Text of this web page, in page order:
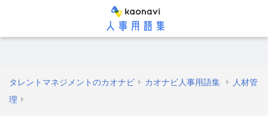
タレントマネジメントのカオナビ カオナビ人事用語集
人材管
理